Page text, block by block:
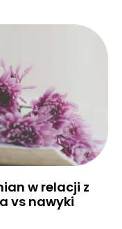
w relacji z
vs nawyki